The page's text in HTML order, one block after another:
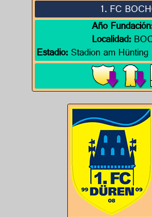
1. FC
Año
Localidad:
Estadio:Stadion am